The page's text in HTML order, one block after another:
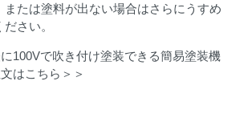
または塗料が出ない場合はさらにうすめ
さい。
100Vで吹き付け塗装できる簡易塗装機
はこちら＞＞